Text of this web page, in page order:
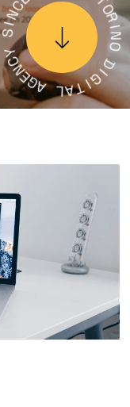
T
O
R
I
N
O
D
I
G
I
T
A
L
A
G
E
N
C
Y
S
I